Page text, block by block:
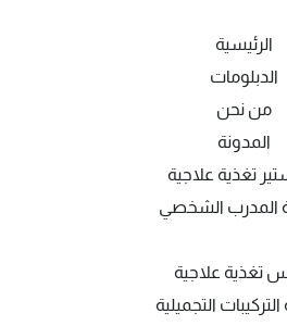
الرئيسية
الدبلومات
من نحن
المدونة
تغذية علاجية
المدرب الشخصي
تغذية علاجية
التجميلية